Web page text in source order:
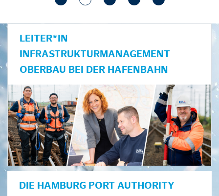
LEITER*IN
INFRASTRUKTURMANAGEMENT
OBERBAU BEI DER HAFENBAHN
DIE HAMBURG PORT AUTHORITY